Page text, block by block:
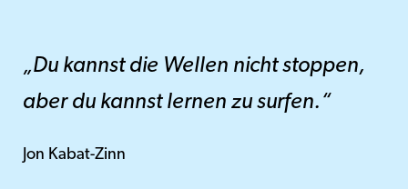
„Du kannst die Wellen nicht stoppen,
aber du kannst lernen zu surfen.“
Jon Kabat-Zinn